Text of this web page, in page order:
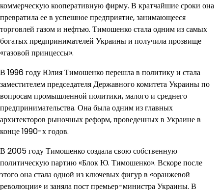
коммерческую кооперативную фирму. В кратчайшие сроки она
превратила ее в успешное предприятие, занимающееся
торговлей газом и нефтью. Тимошенко стала одним из самых
богатых предпринимателей Украины и получила прозвище
«газовой принцессы».
В 1996 году Юлия Тимошенко перешла в политику и стала
заместителем председателя Державного комитета Украины по
вопросам промышленной политики, малого и среднего
предпринимательства. Она была одним из главных
архитекторов рыночных реформ, проведенных в Украине в
конце 1990-х годов.
В 2005 году Тимошенко создала свою собственную
политическую партию «Блок Ю. Тимошенко». Вскоре после
этого она стала одной из ключевых фигур в «оранжевой
революции» и заняла пост премьер-министра Украины. В